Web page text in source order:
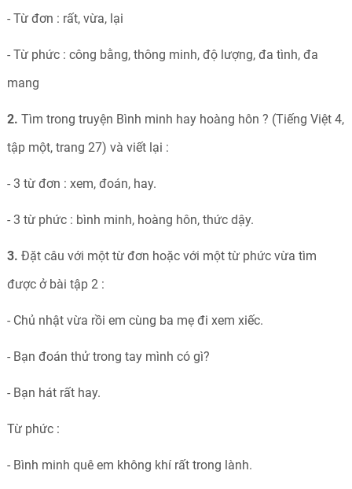
- Từ đơn : rất, vừa, lại
- Từ phức : công bằng, thông minh, độ lượng, đa tình, đa
mang
2. Tìm trong truyện Bình minh hay hoàng hôn ? (Tiếng Việt 4,
tập một, trang 27) và viết lại :
- 3 từ đơn : xem, đoán, hay.
- 3 từ phức : bình minh, hoàng hôn, thức dậy.
3. Đặt câu với một từ đơn hoặc với một từ phức vừa tìm
được ở bài tập 2 :
- Chủ nhật vừa rồi em cùng ba mẹ đi xem xiếc.
- Bạn đoán thử trong tay mình có gì?
- Bạn hát rất hay.
Từ phức :
- Bình minh quê em không khí rất trong lành.